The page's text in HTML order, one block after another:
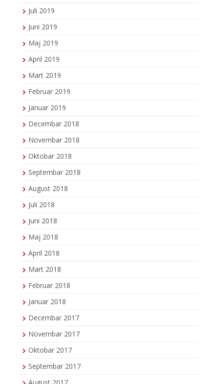
Juli 2019
Juni 2019
Maj 2019
April 2019
Mart 2019
Februar 2019
Januar 2019
Decembar 2018
Novembar 2018
Oktobar 2018
Septembar 2018
August 2018
Juli 2018
Juni 2018
Maj 2018
April 2018
Mart 2018
Februar 2018
Januar 2018
Decembar 2017
Novembar 2017
Oktobar 2017
Septembar 2017